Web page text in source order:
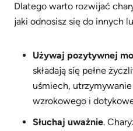
Dlatego warto rozwijać
jaki odnosisz się do innych
Używaj pozytywnej
składają się pełne
uśmiech,
wzrokowego i
Słuchaj uważnie.